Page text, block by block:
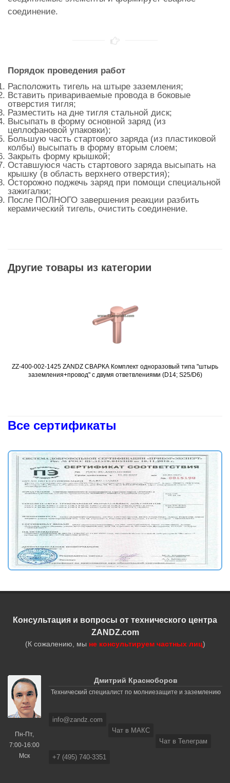
соединение.
Порядок проведения работ
Расположить тигель на штыре заземления;
Вставить привариваемые провода в боковые
отверстия тигля;
Разместить на дне тигля стальной диск;
Высыпать в форму основной заряд (из
целлофановой упаковки);
Большую часть стартового заряда (из пластиковой
колбы) высыпать в форму вторым слоем;
Закрыть форму крышкой;
Оставшуюся часть стартового заряда высыпать на
крышку (в область верхнего отверстия);
Осторожно поджечь заряд при помощи специальной
зажигалки;
После ПОЛНОГО завершения реакции разбить
керамический тигель, очистить соединение.
Другие товары из категории
Подробнее
ZZ-400-002-1425 ZANDZ СВАРКА Комплект одноразовый типа "штырь
заземления+провод" с двумя ответвлениями (D14; S25/D6)
Все сертификаты
Консультация и вопросы от технического центра
ZANDZ.com
(К сожалению, мы не консультируем частных лиц)
Пн-Пт,
7:00-16:00
Мск
Дмитрий Красноборов
Технический специалист по молниезащите и заземлению
info@zandz.com
Чат в МАКС
Чат в Телеграм
+7 (495) 740-3351